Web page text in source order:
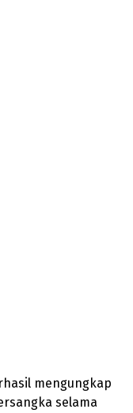
mengungkap
selama